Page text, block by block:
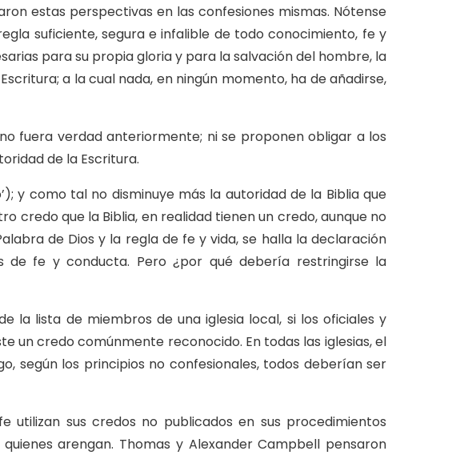
estas perspectivas en las confesiones mismas. Nótense
suficiente, segura e infalible de todo conocimiento, fe y
para su propia gloria y para la salvación del hombre, la
a la cual nada, en ningún momento, ha de añadirse,
fuera verdad anteriormente; ni se proponen obligar a los
de la Escritura.
y como tal no disminuye más la autoridad de la Biblia que
credo que la Biblia, en realidad tienen un credo, aunque no
de Dios y la regla de fe y vida, se halla la declaración
de fe y conducta. Pero ¿por qué debería restringirse la
la lista de miembros de una iglesia local, si los oficiales y
un credo comúnmente reconocido. En todas las iglesias, el
según los principios no confesionales, todos deberían ser
utilizan sus credos no publicados en sus procedimientos
arengan. Thomas y Alexander Campbell pensaron